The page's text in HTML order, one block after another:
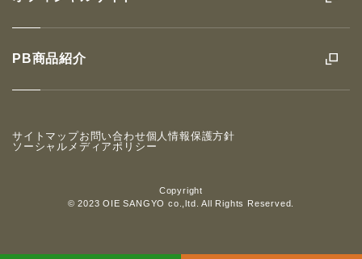
PB商品紹介
Copyright
© 2023 OIE SANGYO co.,ltd. All Rights Reserved.
サイトマップお問い合わせ個人情報保護方針
ソーシャルメディアポリシー